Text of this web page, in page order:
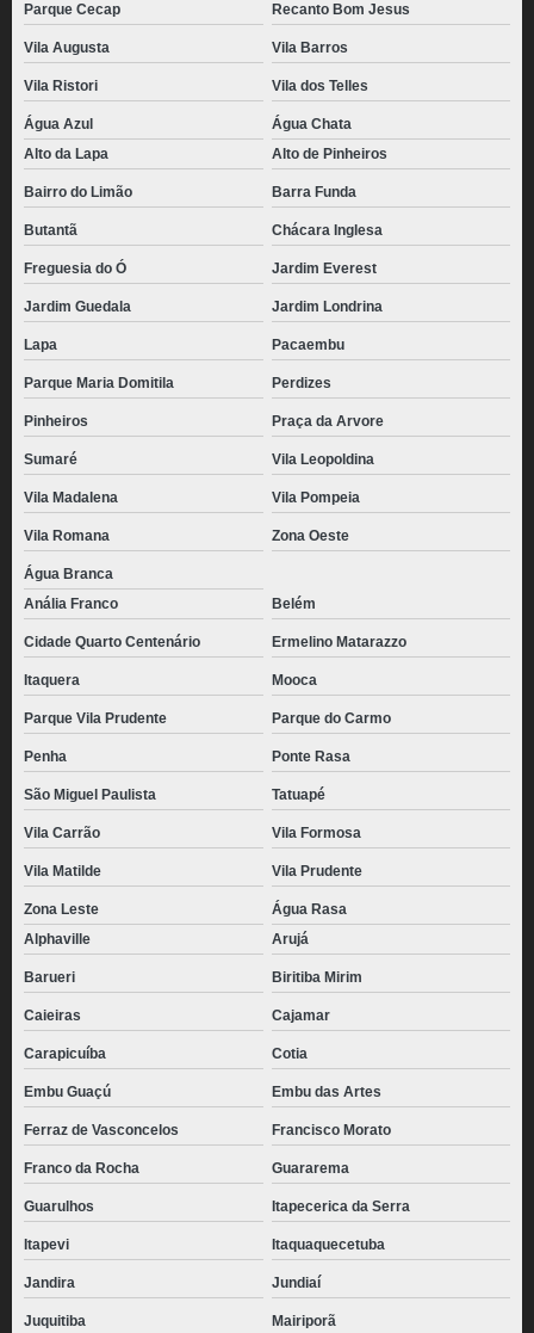
Parque Cecap Recanto Bom Jesus
Vila Augusta Vila Barros
Vila Ristori Vila dos Telles
Água Azul
Água Chata
Alto da Lapa
Alto de Pinheiros
Bairro do Limão Barra Funda
Butantã Chácara Inglesa
Freguesia do Ó Jardim Everest
Jardim Guedala Jardim Londrina
Lapa Pacaembu
Parque Maria Domitila Perdizes
Pinheiros Praça da Arvore
Sumaré Vila Leopoldina
Vila Madalena Vila Pompeia
Vila Romana Zona Oeste
Água Branca
Anália Franco
Belém
Cidade Quarto Centenário Ermelino Matarazzo
Itaquera Mooca
Parque Vila Prudente Parque do Carmo
Penha Ponte Rasa
São Miguel Paulista Tatuapé
Vila Carrão Vila Formosa
Vila Matilde Vila Prudente
Zona Leste
Água Rasa
Alphaville
Arujá
Barueri Biritiba Mirim
Caieiras Cajamar
Carapicuíba Cotia
Embu Guaçú Embu das Artes
Ferraz de Vasconcelos Francisco Morato
Franco da Rocha Guararema
Guarulhos Itapecerica da Serra
Itapevi Itaquaquecetuba
Jandira Jundiaí
Juquitiba Mairiporã